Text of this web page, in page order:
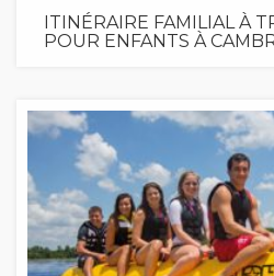
ITINÉRAIRE FAMILIAL À
POUR ENFANTS À